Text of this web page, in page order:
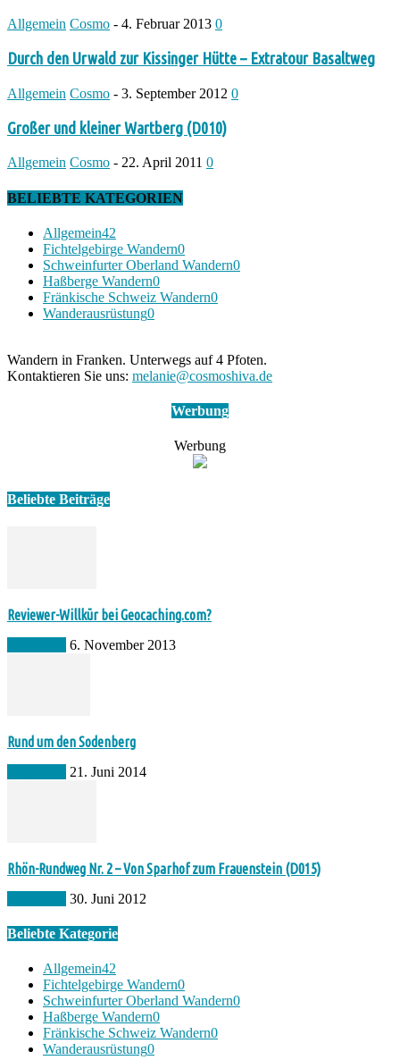
Allgemein Cosmo - 4. Februar 2013 0
Durch den Urwald zur Kissinger Hütte – Extratour Basaltweg
Allgemein Cosmo - 3. September 2012 0
Großer und kleiner Wartberg (D010)
Allgemein Cosmo - 22. April 2011 0
BELIEBTE KATEGORIEN
Allgemein42
Fichtelgebirge Wandern0
Schweinfurter Oberland Wandern0
Haßberge Wandern0
Fränkische Schweiz Wandern0
Wanderausrüstung0
Wandern in Franken. Unterwegs auf 4 Pfoten.
Kontaktieren Sie uns: melanie@cosmoshiva.de
Werbung
Werbung
Beliebte Beiträge
Reviewer-Willkür bei Geocaching.com?
6. November 2013
Rund um den Sodenberg
21. Juni 2014
Rhön-Rundweg Nr. 2 – Von Sparhof zum Frauenstein (D015)
30. Juni 2012
Beliebte Kategorie
Allgemein42
Fichtelgebirge Wandern0
Schweinfurter Oberland Wandern0
Haßberge Wandern0
Fränkische Schweiz Wandern0
Wanderausrüstung0